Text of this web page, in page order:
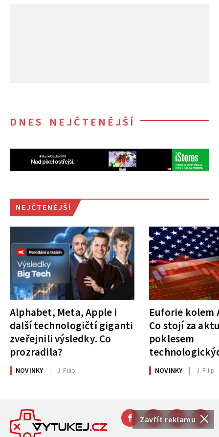
Zavřít reklamu
DNES NEJČTENĚJŠÍ
NEJČTENĚJŠÍ
Alphabet, Meta, Apple i
další technologičtí giganti
zveřejnili výsledky. Co
prozradila?
NOVINKY J. Filip
Euforie kolem
Co stojí za
poklesem
NOVINKY J. Filip